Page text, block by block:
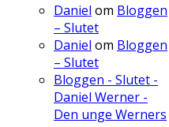
Daniel om Bloggen
– Slutet
Daniel om Bloggen
– Slutet
Bloggen - Slutet -
Daniel Werner -
Den unge Werners